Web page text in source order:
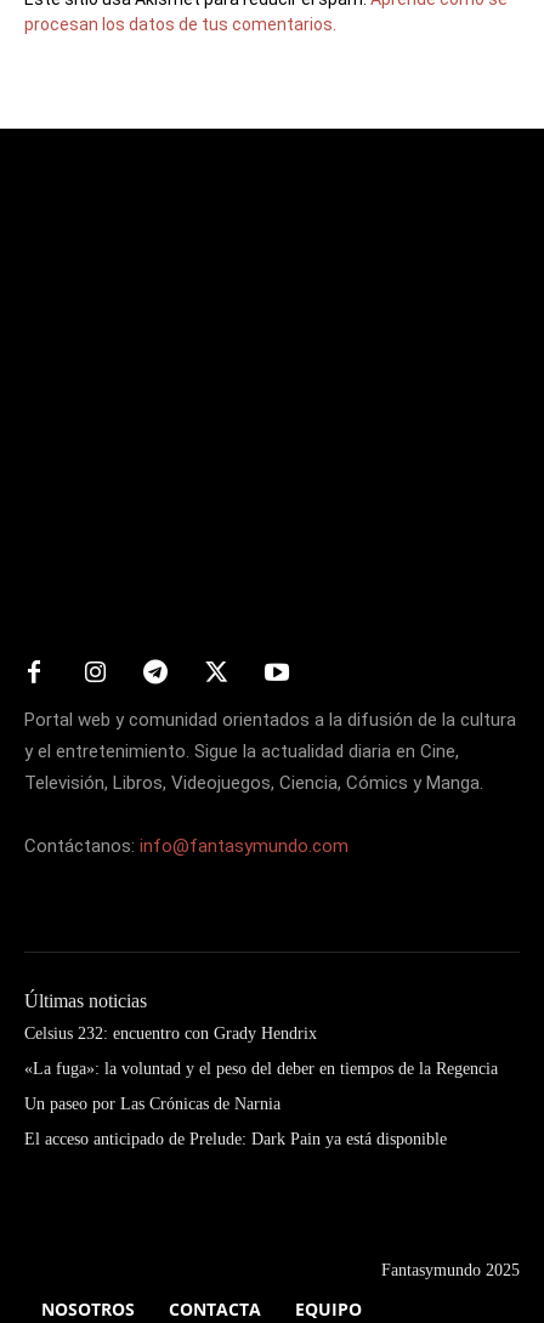
procesan los datos de tus comentarios.
Portal web y comunidad orientados a la difusión de la cultura
y el entretenimiento. Sigue la actualidad diaria en Cine,
Televisión, Libros, Videojuegos, Ciencia, Cómics y Manga.
Contáctanos: info@fantasymundo.com
Últimas noticias
Celsius 232: encuentro con Grady Hendrix
«La fuga»: la voluntad y el peso del deber en tiempos de la Regencia
Un paseo por Las Crónicas de Narnia
El acceso anticipado de Prelude: Dark Pain ya está disponible
Fantasymundo 2025
NOSOTROS CONTACTA EQUIPO